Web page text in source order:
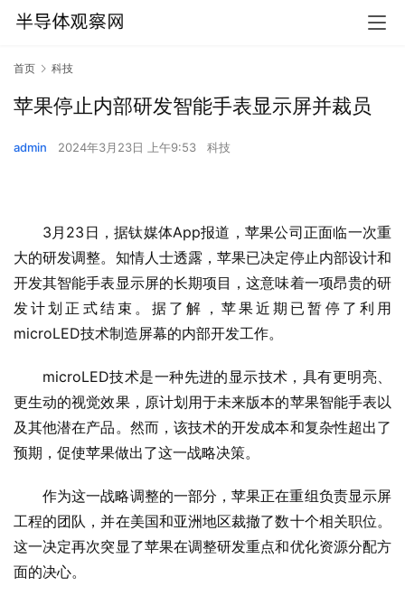
首页 科技
苹果停止内部研发智能手表显示屏并裁员
admin 2024年3月23日 上午9:53 科技
3月23日，据钛媒体App报道，苹果公司正面临一次重
大的研发调整。知情人士透露，苹果已决定停止内部设计和
开发其智能手表显示屏的长期项目，这意味着一项昂贵的研
发计划正式结束。据了解，苹果近期已暂停了利用
microLED技术制造屏幕的内部开发工作。
microLED技术是一种先进的显示技术，具有更明亮、
更生动的视觉效果，原计划用于未来版本的苹果智能手表以
及其他潜在产品。然而，该技术的开发成本和复杂性超出了
预期，促使苹果做出了这一战略决策。
作为这一战略调整的一部分，苹果正在重组负责显示屏
工程的团队，并在美国和亚洲地区裁撤了数十个相关职位。
这一决定再次突显了苹果在调整研发重点和优化资源分配方
面的决心。